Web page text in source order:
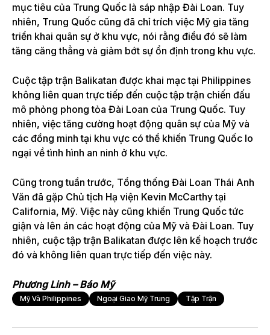
mục tiêu của Trung Quốc là sáp nhập Đài Loan. Tuy
nhiên, Trung Quốc cũng đã chỉ trích việc Mỹ gia tăng
triển khai quân sự ở khu vực, nói rằng điều đó sẽ làm
tăng căng thẳng và giảm bớt sự ổn định trong khu vực.
Cuộc tập trận Balikatan được khai mạc tại Philippines
không liên quan trực tiếp đến cuộc tập trận chiến đấu
mô phỏng phong tỏa Đài Loan của Trung Quốc. Tuy
nhiên, việc tăng cường hoạt động quân sự của Mỹ và
các đồng minh tại khu vực có thể khiến Trung Quốc lo
ngại về tình hình an ninh ở khu vực.
Cũng trong tuần trước, Tổng thống Đài Loan Thái Anh
Văn đã gặp Chủ tịch Hạ viện Kevin McCarthy tại
California, Mỹ. Việc này cũng khiến Trung Quốc tức
giận và lên án các hoạt động của Mỹ và Đài Loan. Tuy
nhiên, cuộc tập trận Balikatan được lên kế hoạch trước
đó và không liên quan trực tiếp đến việc này.
Phương Linh – Báo Mỹ
Mỹ Và Philippines Ngoại Giao Mỹ Trung Tập Trận